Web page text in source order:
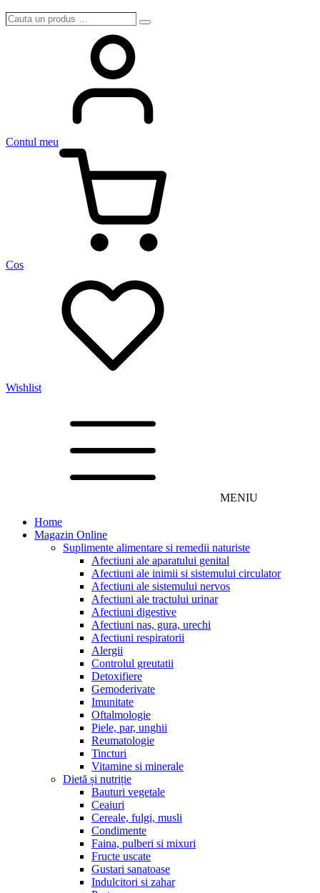
Cauta
Search
Contul meu
Cos
Wishlist
MENIU
Home
Magazin Online
Suplimente alimentare si remedii naturiste
Afectiuni ale aparatului genital
Afectiuni ale inimii si sistemului circulator
Afectiuni ale sistemului nervos
Afectiuni ale tractului urinar
Afectiuni digestive
Afectiuni nas, gura, urechi
Afectiuni respiratorii
Alergii
Controlul greutatii
Detoxifiere
Gemoderivate
Imunitate
Oftalmologie
Piele, par, unghii
Reumatologie
Tincturi
Vitamine si minerale
Dietă și nutriție
Bauturi vegetale
Ceaiuri
Cereale, fulgi, musli
Condimente
Faina, pulberi si mixuri
Fructe uscate
Gustari sanatoase
Indulcitori si zahar